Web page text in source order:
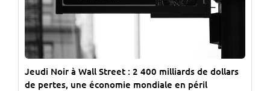
Jeudi Noir à Wall Street : 2 400 milliards de dollars
de pertes, une économie mondiale en péril